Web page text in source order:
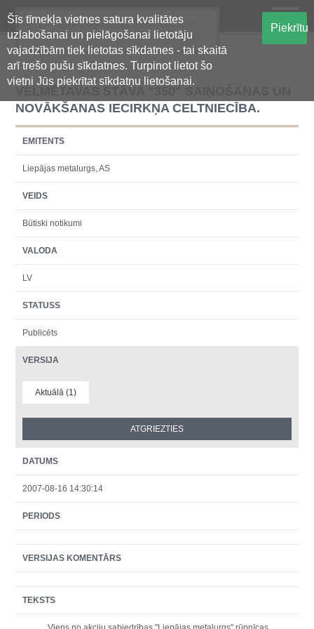
Šīs tīmekļa vietnes satura kvalitātes
uzlabošanai un pielāgošanai lietotāju
vajadzībām tiek lietotas sīkdatnes - tai skaitā
arī trešo pušu sīkdatnes. Turpinot lietot šo
vietni Jūs piekrītat sīkdatņu lietošanai.
Piekrītu
Oficiālā regulētās informācijas
centralizētā glabāšanas sistēma
VELMĒTAVAS STĀVA "350" SAIŅOŠANAS UN
NOVĀKŠANAS IECIRKŅA CELTNIECĪBA.
EMITENTS
Liepājas metalurgs, AS
VEIDS
Būtiski notikumi
VALODA
LV
STATUSS
Publicēts
VERSIJA
Aktuālā (1)
DATUMS
2007-08-16 14:30:14
PERIODS
VERSIJAS KOMENTĀRS
TEKSTS